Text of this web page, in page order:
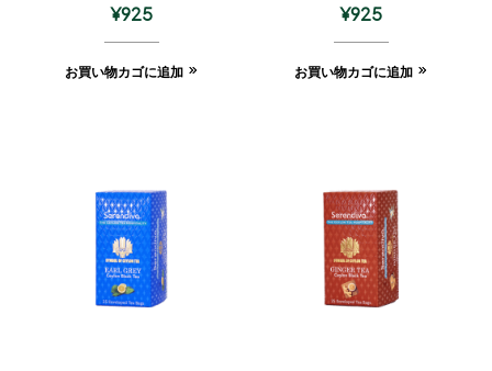
¥925
お買い物カゴに追加
¥925
お買い物カゴに追加